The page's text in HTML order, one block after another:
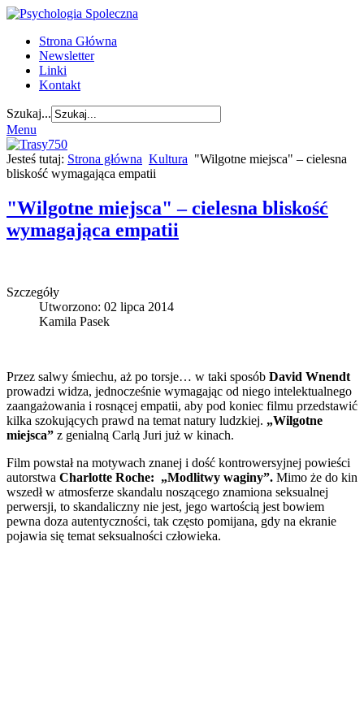
Strona Główna
Newsletter
Linki
Kontakt
Szukaj...
Menu
Jesteś tutaj: Strona główna Kultura "Wilgotne miejsca" – cielesna
bliskość wymagająca empatii
"Wilgotne miejsca" – cielesna bliskość
wymagająca empatii
Szczegóły
Utworzono: 02 lipca 2014
Kamila Pasek
Przez salwy śmiechu, aż po torsje… w taki sposób David Wnendt
prowadzi widza, jednocześnie wymagając od niego intelektualnego
zaangażowania i rosnącej empatii, aby pod koniec filmu przedstawić
kilka szokujących prawd na temat natury ludzkiej. „Wilgotne
miejsca” z genialną Carlą Juri już w kinach.
Film powstał na motywach znanej i dość kontrowersyjnej powieści
autorstwa Charlotte Roche: „Modlitwy waginy”. Mimo że do kin
wszedł w atmosferze skandalu noszącego znamiona seksualnej
perwersji, to skandaliczny nie jest, jego wartością jest bowiem
pewna doza autentyczności, tak często pomijana, gdy na ekranie
pojawia się temat seksualności człowieka.